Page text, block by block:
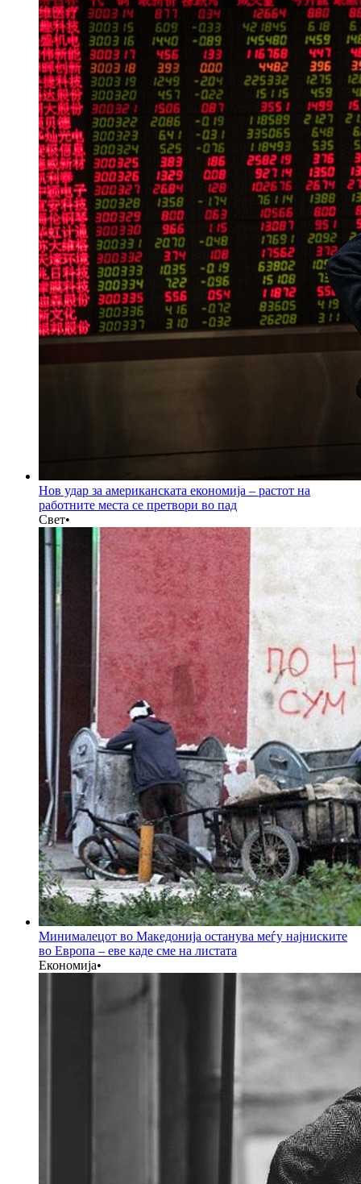
Нов удар за американската економија – растот на
работните места се претвори во пад
Свет•
Минималецот во Македонија останува меѓу најниските
во Европа – еве каде сме на листата
Економија•